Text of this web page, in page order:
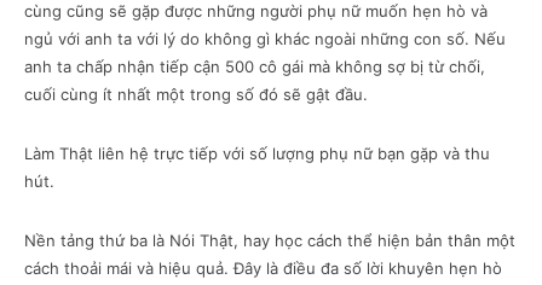
cùng cũng sẽ gặp được những người phụ nữ muốn hẹn hò và
ngủ với anh ta với lý do không gì khác ngoài những con số. Nếu
anh ta chấp nhận tiếp cận 500 cô gái mà không sợ bị từ chối,
cuối cùng ít nhất một trong số đó sẽ gật đầu.
Làm Thật liên hệ trực tiếp với số lượng phụ nữ bạn gặp và thu
hút.
Nền tảng thứ ba là Nói Thật, hay học cách thể hiện bản thân một
cách thoải mái và hiệu quả. Đây là điều đa số lời khuyên hẹn hò